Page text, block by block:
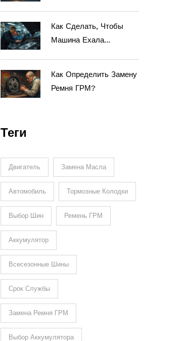
Свеч?
Как Сделать, Чтобы
Машина Ехала
Как Определить Замену
Ремня ГРМ?
Теги
Двигатель Замена Масла
Автомобиль Тормозные Колодки
Выбор Шин Ремень ГРМ
Аккумулятор
Всесезонные Шины
Срок Службы
Замена Ремня ГРМ
Выбор Аккумулятора